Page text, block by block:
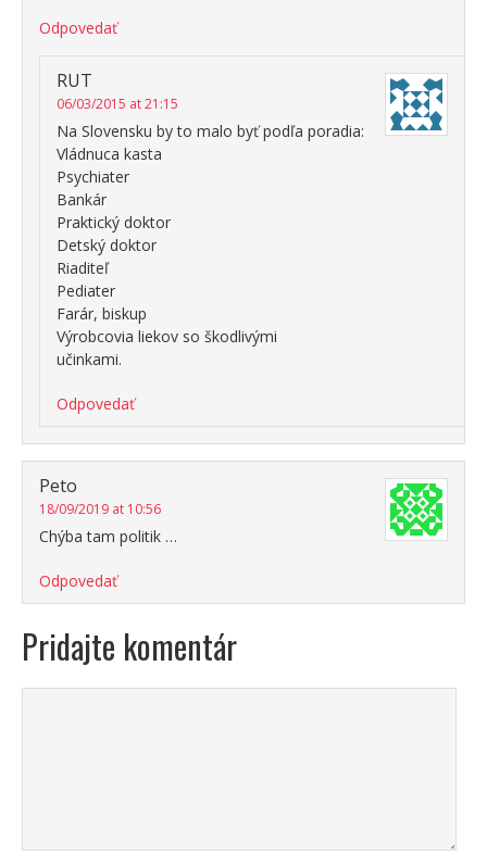
Odpovedať
RUT
06/03/2015 at 21:15
Na Slovensku by to malo byť podľa poradia:
Vládnuca kasta
Psychiater
Bankár
Praktický doktor
Detský doktor
Riaditeľ
Pediater
Farár, biskup
Výrobcovia liekov so škodlivými
učinkami.
Odpovedať
Peto
18/09/2019 at 10:56
Chýba tam politik …
Odpovedať
Pridajte komentár